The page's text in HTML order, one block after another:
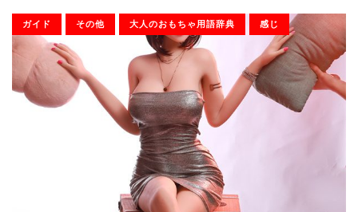
ガイド その他 大人のおもちゃ用語辞典 感じ